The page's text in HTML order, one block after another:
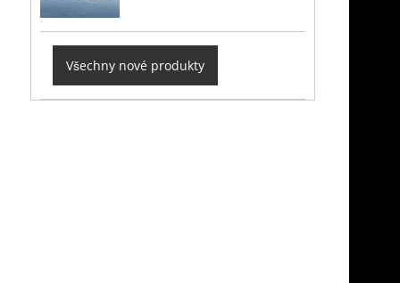
Všechny nové produkty